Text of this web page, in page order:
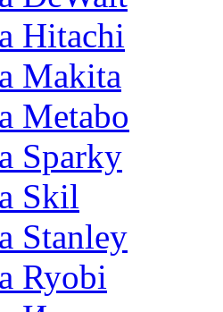
Hitachi
Makita
Metabo
Sparky
Skil
Stanley
Ryobi